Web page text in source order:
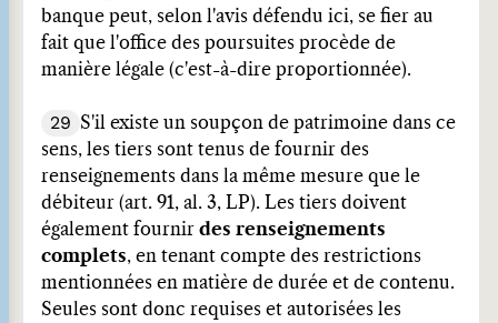
banque peut, selon l'avis défendu ici, se fier au
fait que l'office des poursuites procède de
manière légale (c'est-à-dire proportionnée).
29
S'il existe un soupçon de patrimoine dans ce
sens, les tiers sont tenus de fournir des
renseignements dans la même mesure que le
débiteur (art. 91, al. 3, LP). Les tiers doivent
également fournir des renseignements
complets, en tenant compte des restrictions
mentionnées en matière de durée et de contenu.
Seules sont donc requises et autorisées les